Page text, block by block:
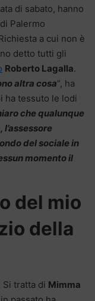
di sabato, hanno
Palermo
a cui non è
detto tutti gli
Roberto Lagalla.
altra cosa“, ha
ha tessuto le lodi
che qualunque
del sociale in
momento il
del mio
della
Si tratta di Mimma